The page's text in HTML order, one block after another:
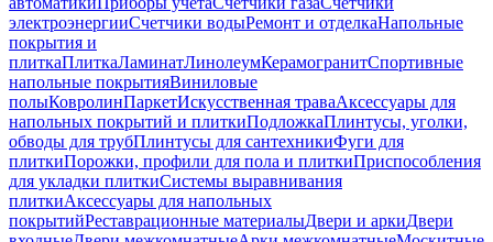
электроэнергииСчетчики водыРемонт и отделкаНапольные
покрытия и
плиткаПлиткаЛаминатЛинолеумКерамогранитСпортивные
напольные покрытияВиниловые
полыКовролинПаркетИскусственная траваАксессуары для
напольных покрытий и плиткиПодложкаПлинтусы, уголки,
обводы для трубПлинтусы для сантехникиФуги для
плиткиПорожки, профили для пола и плиткиПриспособления
для укладки плиткиСистемы выравнивания
плиткиАксессуары для напольных
покрытийРеставрационные материалыДвери и аркиДвери